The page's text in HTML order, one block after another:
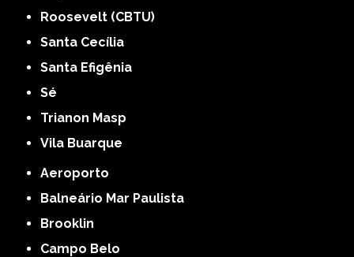
Roosevelt (CBTU)
Santa Cecília
Santa Efigênia
Sé
Trianon Masp
Vila Buarque
Aeroporto
Balneário Mar Paulista
Brooklin
Campo Belo